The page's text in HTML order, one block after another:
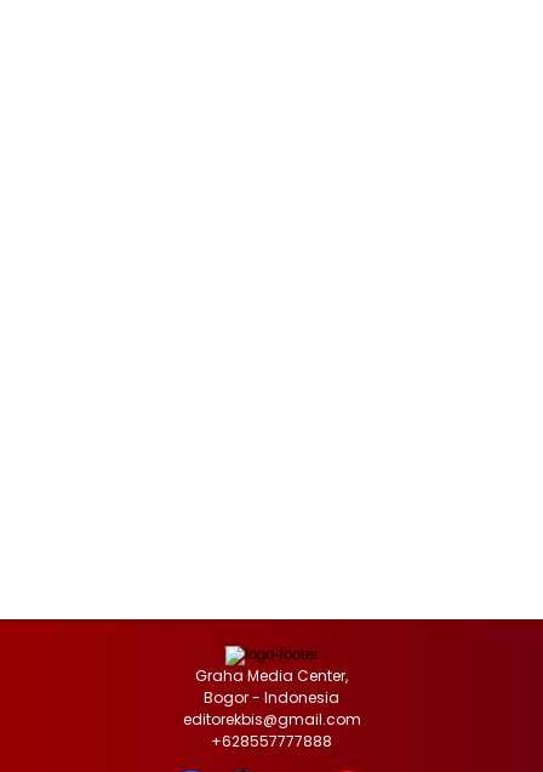
Graha Media Center,
Bogor - Indonesia
editorekbis@gmail.com
+628557777888